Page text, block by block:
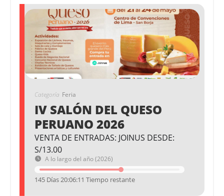
Categoría Feria
IV SALÓN DEL QUESO
PERUANO 2026
VENTA DE ENTRADAS: JOINUS DESDE:
S/13.00
A lo largo del año (2026)
145 Días 20:06:11 Tiempo restante